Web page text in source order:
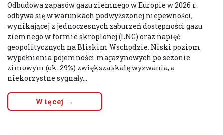
Odbudowa zapasów gazu ziemnego w Europie w 2026 r.
odbywa się w warunkach podwyższonej niepewności,
wynikającej z jednoczesnych zaburzeń dostępności gazu
ziemnego w formie skroplonej (LNG) oraz napięć
geopolitycznych na Bliskim Wschodzie. Niski poziom
wypełnienia pojemności magazynowych po sezonie
zimowym (ok. 29%) zwiększa skalę wyzwania, a
niekorzystne sygnały...
Więcej →